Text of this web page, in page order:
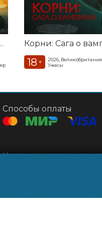
из космоса
18 +
2026, Великобритания
Ужасы
Способы оплаты
Контакты